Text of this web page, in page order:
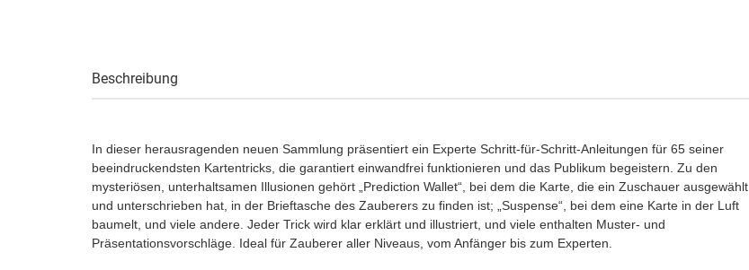
Beschreibung
In dieser herausragenden neuen Sammlung präsentiert ein Experte Schritt-für-Schritt-Anleitungen für 65 seiner
beeindruckendsten Kartentricks, die garantiert einwandfrei funktionieren und das Publikum begeistern. Zu den
mysteriösen, unterhaltsamen Illusionen gehört „Prediction Wallet“, bei dem die Karte, die ein Zuschauer ausgewählt
und unterschrieben hat, in der Brieftasche des Zauberers zu finden ist; „Suspense“, bei dem eine Karte in der Luft
baumelt, und viele andere. Jeder Trick wird klar erklärt und illustriert, und viele enthalten Muster- und
Präsentationsvorschläge. Ideal für Zauberer aller Niveaus, vom Anfänger bis zum Experten.